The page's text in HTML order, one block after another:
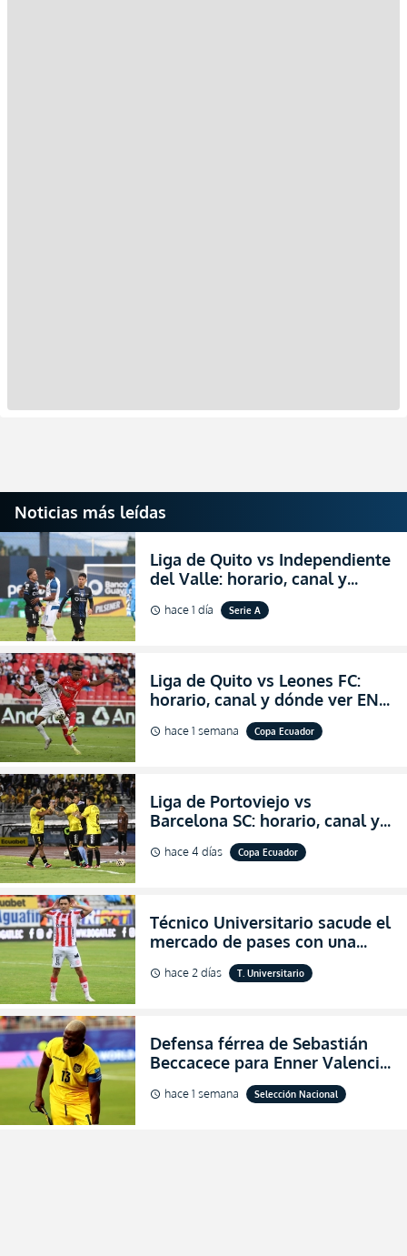
Noticias más leídas
Liga de Quito vs Independiente
del Valle: horario, canal y
dónde ver EN VIVO el
partidazo por la fecha 24 de la
schedule hace 1 día Serie A
Liga de Quito vs Leones FC:
horario, canal y dónde ver EN
VIVO los octavos de final de la
Copa Ecuador 2026
schedule hace 1 semana Copa Ecuador
Liga de Portoviejo vs
Barcelona SC: horario, canal y
dónde ver EN VIVO los octavos
de final de la Copa Ecuador
schedule hace 4 días Copa Ecuador
Técnico Universitario sacude el
mercado de pases con una
verdadera revolución para
asegurar la permanencia
schedule hace 2 días T. Universitario
Defensa férrea de Sebastián
Beccacece para Enner Valencia
al indicar que era el hombre
indicado para Ecuador
schedule hace 1 semana Selección Nacional